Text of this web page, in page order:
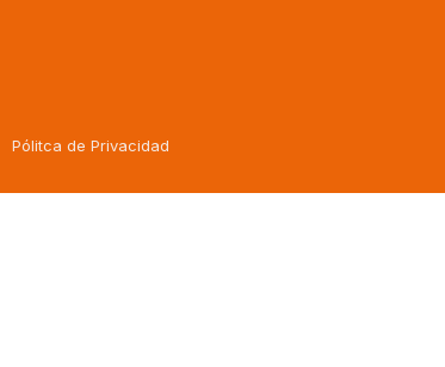
Pólitca de Privacidad